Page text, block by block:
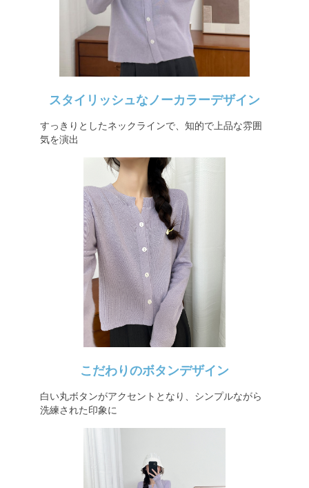
スタイリッシュなノーカラーデザイン
すっきりとしたネックラインで、知的で上品な雰囲
気を演出
こだわりのボタンデザイン
白い丸ボタンがアクセントとなり、シンプルながら
洗練された印象に